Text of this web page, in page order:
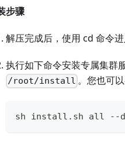
步骤
解压完成后，使用 cd 命令进
执行如下命令安装专属集群
/root/install 。您也可
sh install.sh all --